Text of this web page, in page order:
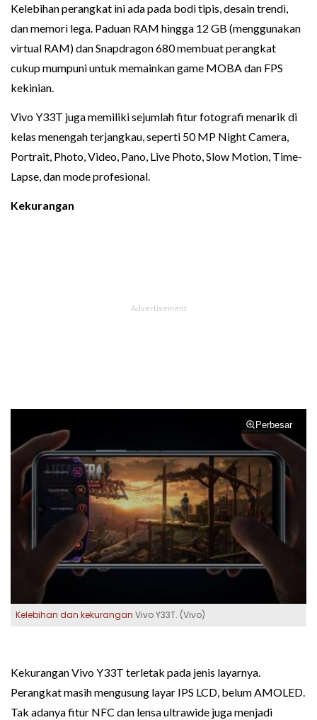
Kelebihan perangkat ini ada pada bodi tipis, desain trendi,
dan memori lega. Paduan RAM hingga 12 GB (menggunakan
virtual RAM) dan Snapdragon 680 membuat perangkat
cukup mumpuni untuk memainkan game MOBA dan FPS
kekinian.
Vivo Y33T juga memiliki sejumlah fitur fotografi menarik di
kelas menengah terjangkau, seperti 50 MP Night Camera,
Portrait, Photo, Video, Pano, Live Photo, Slow Motion, Time-
Lapse, dan mode profesional.
Kekurangan
Perbesar
Kelebihan dan kekurangan Vivo Y33T. (Vivo)
Kekurangan Vivo Y33T terletak pada jenis layarnya.
Perangkat masih mengusung layar IPS LCD, belum AMOLED.
Tak adanya fitur NFC dan lensa ultrawide juga menjadi